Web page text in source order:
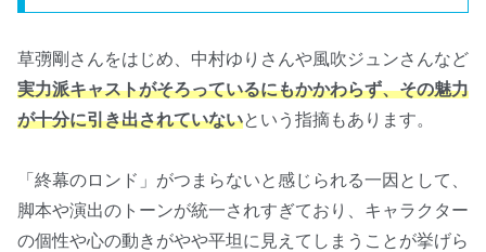
草彅剛さんをはじめ、中村ゆりさんや風吹ジュンさんなど
実力派キャストがそろっているにもかかわらず、その魅力
が十分に引き出されていないという指摘もあります。
「終幕のロンド」がつまらないと感じられる一因として、
脚本や演出のトーンが統一されすぎており、キャラクター
の個性や心の動きがやや平坦に見えてしまうことが挙げら